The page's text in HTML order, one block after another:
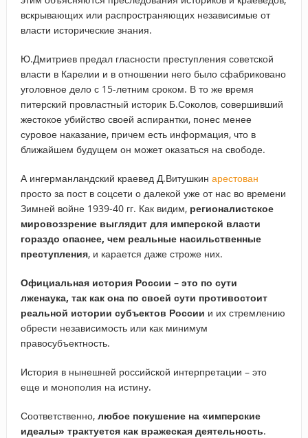
вскрывающих или распространяющих независимые от
власти исторические знания.
Ю.Дмитриев предал гласности преступления советской
власти в Карелии и в отношении него было сфабриковано
уголовное дело с 15-летним сроком. В то же время
питерский провластный историк Б.Соколов, совершивший
жестокое убийство своей аспирантки, понес менее
суровое наказание, причем есть информация, что в
ближайшем будущем он может оказаться на свободе.
А ингерманландский краевед Д.Витушкин арестован
просто за пост в соцсети о далекой уже от нас во времени
Зимней войне 1939-40 гг. Как видим, регионалистское
мировоззрение выглядит для имперской власти
гораздо опаснее, чем реальные насильственные
преступления, и карается даже строже них.
Официальная история России – это по сути
лженаука, так как она по своей сути противостоит
реальной истории субъектов России и их стремлению
обрести независимость или как минимум
правосубъектность.
История в нынешней российской интерпретации – это
еще и монополия на истину.
Соответственно, любое покушение на «имперские
идеалы» трактуется как вражеская деятельность.